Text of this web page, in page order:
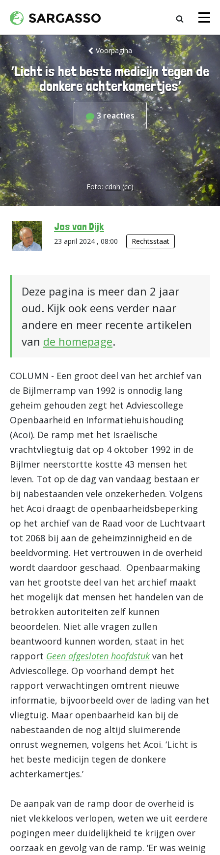
Voorpagina
‘Licht is het beste medicijn tegen de
donkere achterkamertjes’
3 reacties
Foto: cdnh (cc)
Jos van Dijk
23 april 2024 , 08:00 Rechtsstaat
Deze pagina is meer dan 2 jaar
oud. Kijk ook eens verder naar
andere en meer recente artikelen
van de homepage.
COLUMN - Een groot deel van het archief van
de Bijlmerramp van 1992 is onnodig lang
geheim gehouden zegt het Adviescollege
Openbaarheid en Informatiehuishouding
(Acoi). De ramp met het Israëlische
vrachtvliegtuig dat op 4 oktober 1992 in de
Bijlmer neerstortte kostte 43 mensen het
leven. Tot op de dag van vandaag bestaan er
bij nabestaanden vele onzekerheden. Volgens
het Acoi draagt de openbaarheidsbeperking
op het archief van de Raad voor de Luchtvaart
tot 2068 bij aan de geheimzinnigheid en de
beeldvorming. Het vertrouwen in de overheid
wordt daardoor geschaad. Openbaarmaking
van het grootste deel van het archief maakt
het mogelijk dat mensen het handelen van de
betrokken autoriteiten zelf kunnen
beoordelen. Niet alle vragen zullen
beantwoord kunnen worden, staat in het
rapport Geen afgesloten hoofdstuk van het
Adviescollege. Op voorhand dempt het
rapport verwachtingen omtrent nieuwe
informatie, bijvoorbeeld over de lading van het
vliegtuig. Maar openbaarheid kan bij de
nabestaanden de nog altijd sluimerende
onrust wegnemen, volgens het Acoi. ‘Licht is
het beste medicijn tegen de donkere
achterkamertjes.’
De aanpak van de ramp door de overheid is
niet vlekkeloos verlopen, weten we uit eerdere
pogingen meer duidelijkheid te krijgen over
oorzaak en gevolg van de ramp. ‘Er was weinig